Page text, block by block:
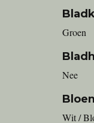
Groen
Nee
Wit /